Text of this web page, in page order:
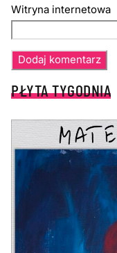
Witryna internetowa
PŁYTA TYGODNIA